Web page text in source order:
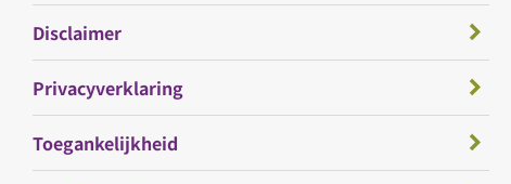
Disclaimer
Privacyverklaring
Toegankelijkheid